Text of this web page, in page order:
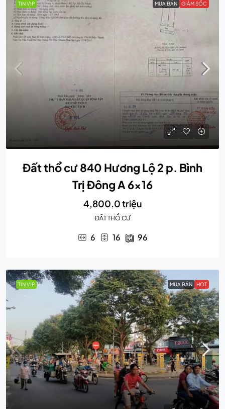
TIN VIP MUA BÁN GIẢM SỐC
Đất thổ cư 840 Hương Lộ 2 p. Bình
Trị Đông A 6×16
4,800.0 triệu
ĐẤT THỔ CƯ
6 16 96
TIN VIP MUA BÁN HOT